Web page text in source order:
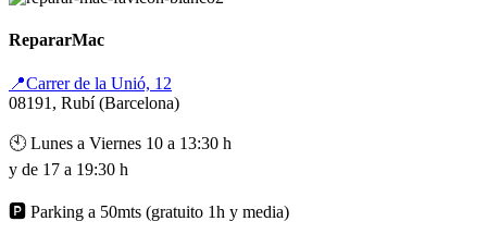
RepararMac
📍Carrer de la Unió, 12
08191, Rubí (Barcelona)
🕙 Lunes a Viernes 10 a 13:30 h
y de 17 a 19:30 h
🅿️ Parking a 50mts (gratuito 1h y media)